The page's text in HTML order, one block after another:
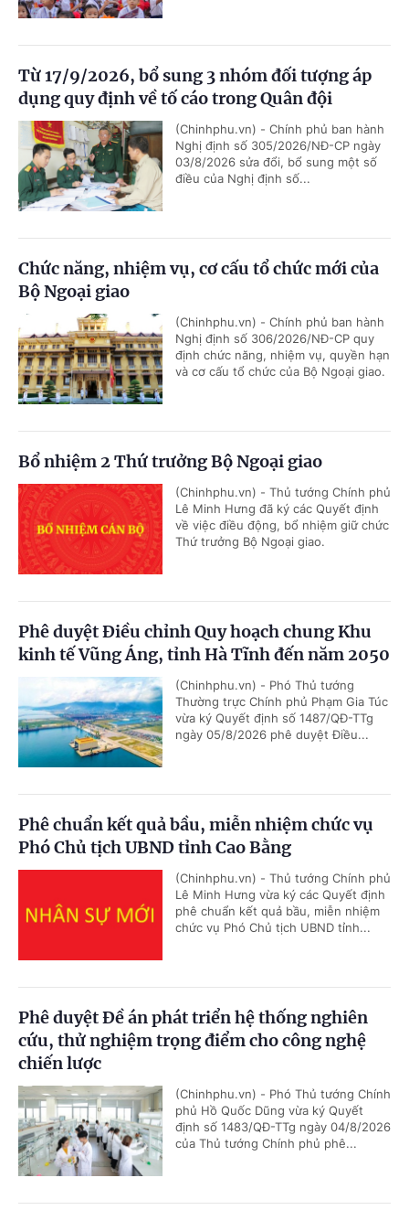
Từ 17/9/2026, bổ sung 3 nhóm đối tượng áp
dụng quy định về tố cáo trong Quân đội
(Chinhphu.vn) - Chính phủ ban hành
Nghị định số 305/2026/NĐ-CP ngày
03/8/2026 sửa đổi, bổ sung một số
điều của Nghị định số...
Chức năng, nhiệm vụ, cơ cấu tổ chức mới của
Bộ Ngoại giao
(Chinhphu.vn) - Chính phủ ban hành
Nghị định số 306/2026/NĐ-CP quy
định chức năng, nhiệm vụ, quyền hạn
và cơ cấu tổ chức của Bộ Ngoại giao.
Bổ nhiệm 2 Thứ trưởng Bộ Ngoại giao
(Chinhphu.vn) - Thủ tướng Chính phủ
Lê Minh Hưng đã ký các Quyết định
về việc điều động, bổ nhiệm giữ chức
Thứ trưởng Bộ Ngoại giao.
Phê duyệt Điều chỉnh Quy hoạch chung Khu
kinh tế Vũng Áng, tỉnh Hà Tĩnh đến năm 2050
(Chinhphu.vn) - Phó Thủ tướng
Thường trực Chính phủ Phạm Gia Túc
vừa ký Quyết định số 1487/QĐ-TTg
ngày 05/8/2026 phê duyệt Điều...
Phê chuẩn kết quả bầu, miễn nhiệm chức vụ
Phó Chủ tịch UBND tỉnh Cao Bằng
(Chinhphu.vn) - Thủ tướng Chính phủ
Lê Minh Hưng vừa ký các Quyết định
phê chuẩn kết quả bầu, miễn nhiệm
chức vụ Phó Chủ tịch UBND tỉnh...
Phê duyệt Đề án phát triển hệ thống nghiên
cứu, thử nghiệm trọng điểm cho công nghệ
chiến lược
(Chinhphu.vn) - Phó Thủ tướng Chính
phủ Hồ Quốc Dũng vừa ký Quyết
định số 1483/QĐ-TTg ngày 04/8/2026
của Thủ tướng Chính phủ phê...